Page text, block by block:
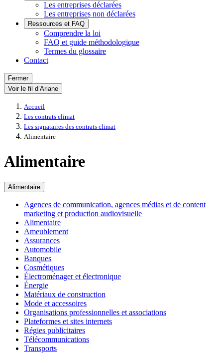
Les entreprises déclarées
Les entreprises non déclarées
Ressources et FAQ
Comprendre la loi
FAQ et guide méthodologique
Termes du glossaire
Contact
Fermer
Voir le fil d’Ariane
Accueil
Les contrats climat
Les signataires des contrats climat
Alimentaire
Alimentaire
Alimentaire
Agences de communication, agences médias et de content
marketing et production audiovisuelle
Alimentaire
Ameublement
Assurances
Automobile
Banques
Cosmétiques
Électroménager et électronique
Énergie
Matériaux de construction
Mode et accessoires
Organisations professionnelles et associations
Plateformes et sites internets
Régies publicitaires
Télécommunications
Transports